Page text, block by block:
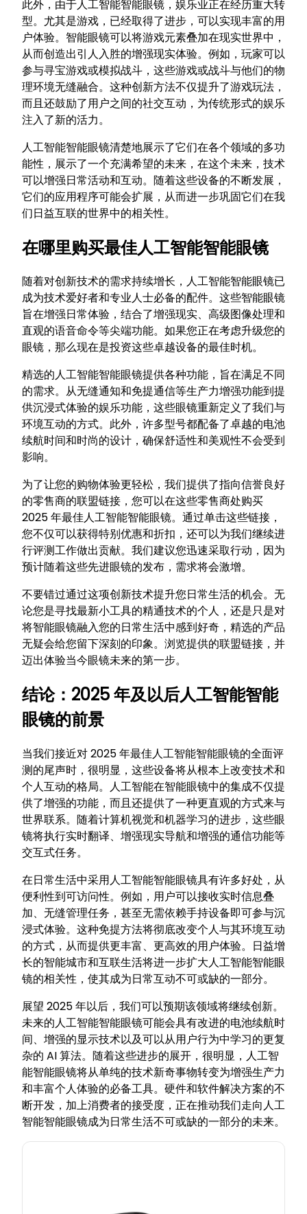
此外，由于人工智能智能眼镜，娱乐业正在经历重大转
型。尤其是游戏，已经取得了进步，可以实现丰富的用
户体验。智能眼镜可以将游戏元素叠加在现实世界中，
从而创造出引人入胜的增强现实体验。例如，玩家可以
参与寻宝游戏或模拟战斗，这些游戏或战斗与他们的物
理环境无缝融合。这种创新方法不仅提升了游戏玩法，
而且还鼓励了用户之间的社交互动，为传统形式的娱乐
注入了新的活力。
人工智能智能眼镜清楚地展示了它们在各个领域的多功
能性，展示了一个充满希望的未来，在这个未来，技术
可以增强日常活动和互动。随着这些设备的不断发展，
它们的应用程序可能会扩展，从而进一步巩固它们在我
们日益互联的世界中的相关性。
在哪里购买最佳人工智能智能眼镜
随着对创新技术的需求持续增长，人工智能智能眼镜已
成为技术爱好者和专业人士必备的配件。这些智能眼镜
旨在增强日常体验，结合了增强现实、高级图像处理和
直观的语音命令等尖端功能。如果您正在考虑升级您的
眼镜，那么现在是投资这些卓越设备的最佳时机。
精选的人工智能智能眼镜提供各种功能，旨在满足不同
的需求。从无缝通知和免提通信等生产力增强功能到提
供沉浸式体验的娱乐功能，这些眼镜重新定义了我们与
环境互动的方式。此外，许多型号都配备了卓越的电池
续航时间和时尚的设计，确保舒适性和美观性不会受到
影响。
为了让您的购物体验更轻松，我们提供了指向信誉良好
的零售商的联盟链接，您可以在这些零售商处购买
2025 年最佳人工智能智能眼镜。通过单击这些链接，
您不仅可以获得特别优惠和折扣，还可以为我们继续进
行评测工作做出贡献。我们建议您迅速采取行动，因为
预计随着这些先进眼镜的发布，需求将会激增。
不要错过通过这项创新技术提升您日常生活的机会。无
论您是寻找最新小工具的精通技术的个人，还是只是对
将智能眼镜融入您的日常生活中感到好奇，精选的产品
无疑会给您留下深刻的印象。浏览提供的联盟链接，并
迈出体验当今眼镜未来的第一步。
结论：2025 年及以后人工智能智能
眼镜的前景
当我们接近对 2025 年最佳人工智能智能眼镜的全面评
测的尾声时，很明显，这些设备将从根本上改变技术和
个人互动的格局。人工智能在智能眼镜中的集成不仅提
供了增强的功能，而且还提供了一种更直观的方式来与
世界联系。随着计算机视觉和机器学习的进步，这些眼
镜将执行实时翻译、增强现实导航和增强的通信功能等
交互式任务。
在日常生活中采用人工智能智能眼镜具有许多好处，从
便利性到可访问性。例如，用户可以接收实时信息叠
加、无缝管理任务，甚至无需依赖手持设备即可参与沉
浸式体验。这种免提方法将彻底改变个人与其环境互动
的方式，从而提供更丰富、更高效的用户体验。日益增
长的智能城市和互联生活将进一步扩大人工智能智能眼
镜的相关性，使其成为日常互动不可或缺的一部分。
展望 2025 年以后，我们可以预期该领域将继续创新。
未来的人工智能智能眼镜可能会具有改进的电池续航时
间、增强的显示技术以及可以从用户行为中学习的更复
杂的 AI 算法。随着这些进步的展开，很明显，人工智
能智能眼镜将从单纯的技术新奇事物转变为增强生产力
和丰富个人体验的必备工具。硬件和软件解决方案的不
断开发，加上消费者的接受度，正在推动我们走向人工
智能智能眼镜成为日常生活不可或缺的一部分的未来。